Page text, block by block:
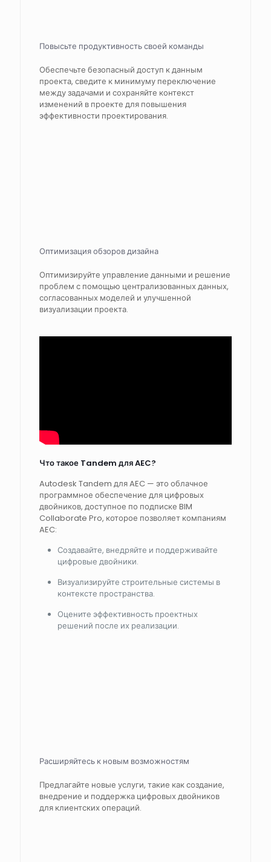
Повысьте продуктивность своей команды
Обеспечьте безопасный доступ к данным
проекта, сведите к минимуму переключение
между задачами и сохраняйте контекст
изменений в проекте для повышения
эффективности проектирования.
Оптимизация обзоров дизайна
Оптимизируйте управление данными и решение
проблем с помощью централизованных данных,
согласованных моделей и улучшенной
визуализации проекта.
Что такое Tandem для AEC?
Autodesk Tandem для AEC — это облачное
программное обеспечение для цифровых
двойников, доступное по подписке BIM
Collaborate Pro, которое позволяет компаниям
AEC:
Создавайте, внедряйте и поддерживайте
цифровые двойники.
Визуализируйте строительные системы в
контексте пространства.
Оцените эффективность проектных
решений после их реализации.
Расширяйтесь к новым возможностям
Предлагайте новые услуги, такие как создание,
внедрение и поддержка цифровых двойников
для клиентских операций.